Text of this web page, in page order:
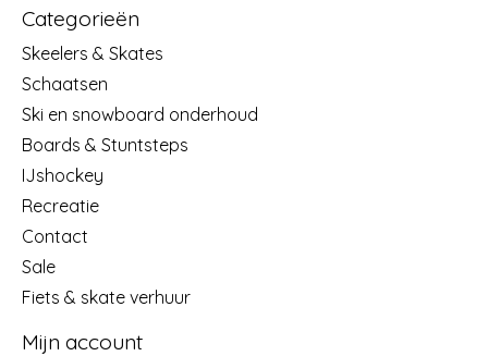
Categorieën
Skeelers & Skates
Schaatsen
Ski en snowboard onderhoud
Boards & Stuntsteps
IJshockey
Recreatie
Contact
Sale
Fiets & skate verhuur
Mijn account